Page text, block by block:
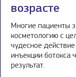
возрасте
Многие пациенты
косметологию с
чудесное
инъекции ботокса
результат.